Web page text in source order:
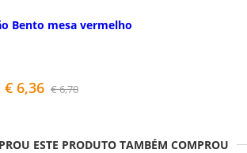
Bento mesa vermelho
€ 6,36 € 6,70
ESTE PRODUTO TAMBÉM COMPROU